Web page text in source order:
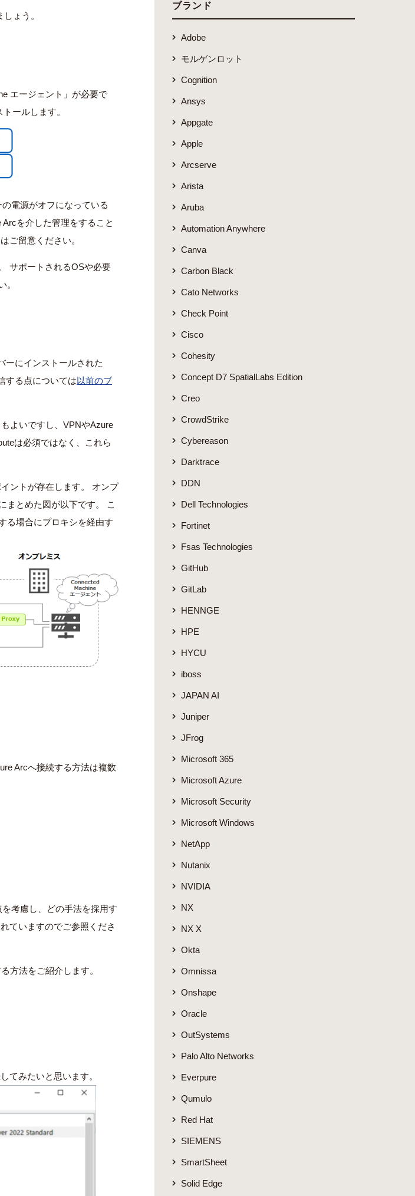
ょう。
エージェント」が必要で
ールします。
電源がオフになっている
Arcを介した管理をすること
ご留意ください。
サポートされるOSや必要
。
ーにインストールされた
する点については以前のブ
よいですし、 VPNやAzure
は必須ではなく、これら
ントが存在します。 オンプ
まとめた図が以下です。 こ
る場合にプロキシを経由す
Arcへ接続する方法は複数
考慮し、どの手法を採用す
ていますのでご参照くださ
方法をご紹介します。
てみたいと思います。
ブランド
Adobe
モルゲンロット
Cognition
Ansys
Appgate
Apple
Arcserve
Arista
Aruba
Automation Anywhere
Canva
Carbon Black
Cato Networks
Check Point
Cisco
Cohesity
Concept D7 SpatialLabs Edition
Creo
CrowdStrike
Cybereason
Darktrace
DDN
Dell Technologies
Fortinet
Fsas Technologies
GitHub
GitLab
HENNGE
HPE
HYCU
iboss
JAPAN AI
Juniper
JFrog
Microsoft 365
Microsoft Azure
Microsoft Security
Microsoft Windows
NetApp
Nutanix
NVIDIA
NX
NX X
Okta
Omnissa
Onshape
Oracle
OutSystems
Palo Alto Networks
Everpure
Qumulo
Red Hat
SIEMENS
SmartSheet
Solid Edge